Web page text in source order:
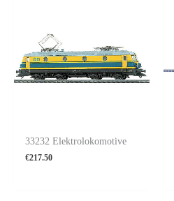
33232 Elektrolokomotive
€217.50